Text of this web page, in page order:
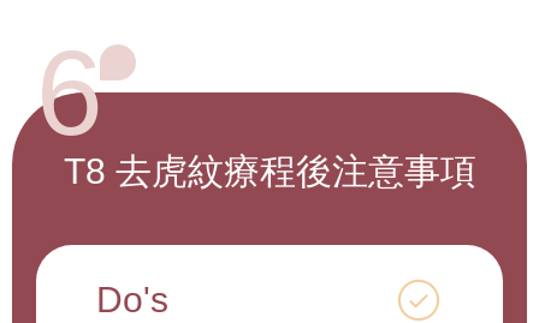
6
T8 去虎紋療程後注意事項
Do's